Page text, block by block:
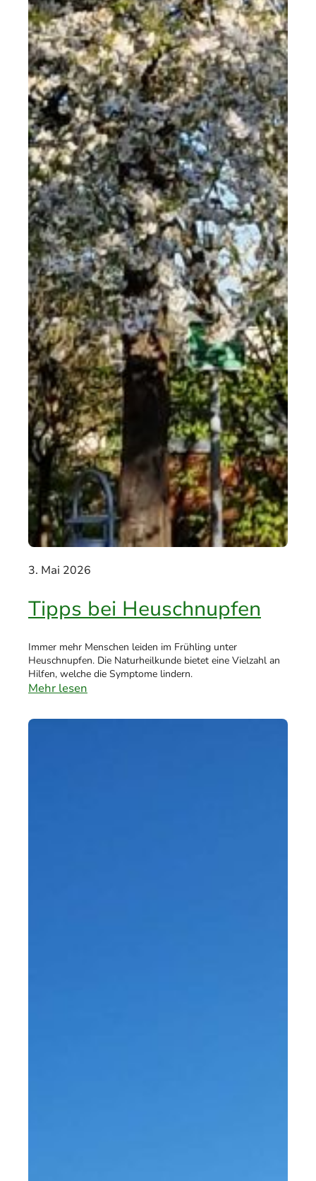
3. Mai 2026
Tipps bei Heuschnupfen
Immer mehr Menschen leiden im Frühling unter
Heuschnupfen. Die Naturheilkunde bietet eine Vielzahl an
Hilfen, welche die Symptome lindern.
Mehr lesen